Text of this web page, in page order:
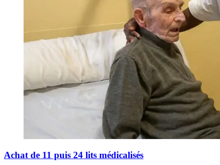
Achat de 11 puis 24 lits médicalisés